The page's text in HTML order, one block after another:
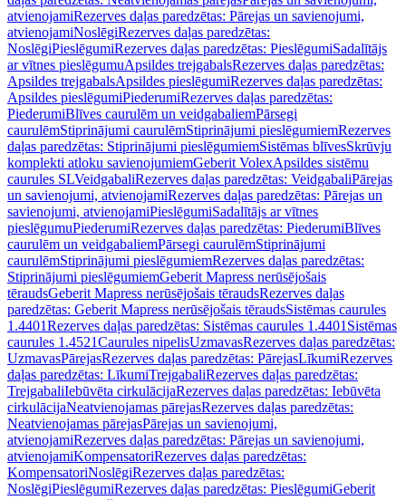
atvienojamiRezerves daļas paredzētas: Pārejas un savienojumi,
atvienojamiNoslēgiRezerves daļas paredzētas:
NoslēgiPieslēgumiRezerves daļas paredzētas: PieslēgumiSadalītājs
ar vītnes pieslēgumuApsildes trejgabalsRezerves daļas paredzētas:
Apsildes trejgabalsApsildes pieslēgumiRezerves daļas paredzētas:
Apsildes pieslēgumiPiederumiRezerves daļas paredzētas:
PiederumiBlīves caurulēm un veidgabaliemPārsegi
caurulēmStiprinājumi caurulēmStiprinājumi pieslēgumiemRezerves
daļas paredzētas: Stiprinājumi pieslēgumiemSistēmas blīvesSkrūvju
komplekti atloku savienojumiemGeberit VolexApsildes sistēmu
caurules SLVeidgabaliRezerves daļas paredzētas: VeidgabaliPārejas
un savienojumi, atvienojamiRezerves daļas paredzētas: Pārejas un
savienojumi, atvienojamiPieslēgumiSadalītājs ar vītnes
pieslēgumuPiederumiRezerves daļas paredzētas: PiederumiBlīves
caurulēm un veidgabaliemPārsegi caurulēmStiprinājumi
caurulēmStiprinājumi pieslēgumiemRezerves daļas paredzētas:
Stiprinājumi pieslēgumiemGeberit Mapress nerūsējošais
tēraudsGeberit Mapress nerūsējošais tēraudsRezerves daļas
paredzētas: Geberit Mapress nerūsējošais tēraudsSistēmas caurules
1.4401Rezerves daļas paredzētas: Sistēmas caurules 1.4401 Sistēmas
caurules 1.4521Caurules nipelisUzmavasRezerves daļas paredzētas:
UzmavasPārejasRezerves daļas paredzētas: PārejasLīkumiRezerves
daļas paredzētas: LīkumiTrejgabaliRezerves daļas paredzētas:
TrejgabaliIebūvēta cirkulācijaRezerves daļas paredzētas: Iebūvēta
cirkulācijaNeatvienojamas pārejasRezerves daļas paredzētas:
Neatvienojamas pārejasPārejas un savienojumi,
atvienojamiRezerves daļas paredzētas: Pārejas un savienojumi,
atvienojamiKompensatoriRezerves daļas paredzētas:
KompensatoriNoslēgiRezerves daļas paredzētas:
NoslēgiPieslēgumiRezerves daļas paredzētas: PieslēgumiGeberit